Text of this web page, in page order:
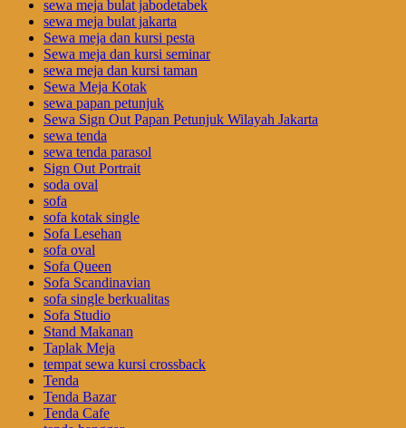
sewa meja bulat jabodetabek
sewa meja bulat jakarta
Sewa meja dan kursi pesta
Sewa meja dan kursi seminar
sewa meja dan kursi taman
Sewa Meja Kotak
sewa papan petunjuk
Sewa Sign Out Papan Petunjuk Wilayah Jakarta
sewa tenda
sewa tenda parasol
Sign Out Portrait
soda oval
sofa
sofa kotak single
Sofa Lesehan
sofa oval
Sofa Queen
Sofa Scandinavian
sofa single berkualitas
Sofa Studio
Stand Makanan
Taplak Meja
tempat sewa kursi crossback
Tenda
Tenda Bazar
Tenda Cafe